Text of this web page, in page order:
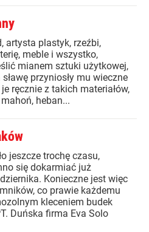
artysta plastyk, rzeźbi,
meble i wszystko,
mianem sztuki użytkowej,
przyniosły mu wieczne
ręcznie z takich materiałów,
heban...
jeszcze trochę czasu,
się dokarmiać już
Konieczne jest więc
co prawie każdemu
kleceniem budek
Duńska firma Eva Solo